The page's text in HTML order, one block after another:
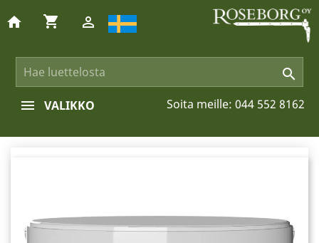

home shopping_cart 
Soita meille: 044 552 8162
VALIKKO